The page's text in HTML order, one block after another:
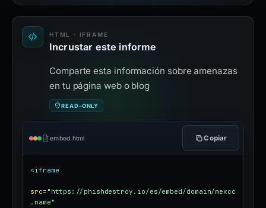
HTML · IFRAME
Incrustar este informe
Comparte esta información sobre amenazas
en tu página web o blog
READ-ONLY
embed.html Copiar
<iframe
src= "https://phishdestroy.io/es/embed/domain/mexcc
.name"